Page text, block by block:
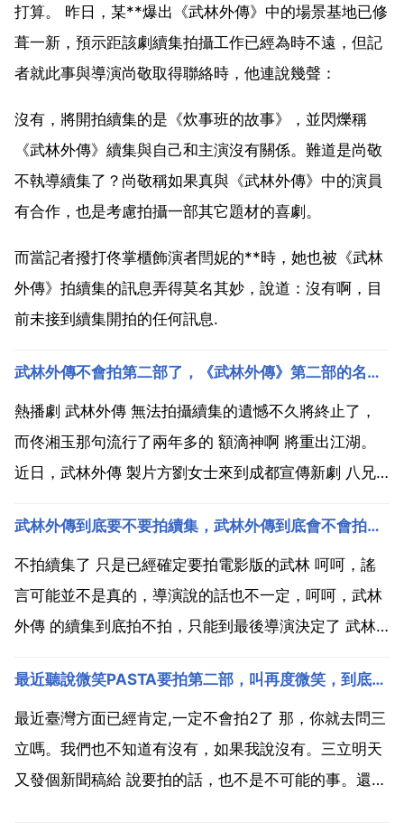
打算。 昨日，某**爆出《武林外傳》中的場景基地已修
葺一新，預示距該劇續集拍攝工作已經為時不遠，但記
者就此事與導演尚敬取得聯絡時，他連說幾聲：
沒有，將開拍續集的是《炊事班的故事》，並閃爍稱
《武林外傳》續集與自己和主演沒有關係。難道是尚敬
不執導續集了？尚敬稱如果真與《武林外傳》中的演員
有合作，也是考慮拍攝一部其它題材的喜劇。
而當記者撥打佟掌櫃飾演者閆妮的**時，她也被《武林
外傳》拍續集的訊息弄得莫名其妙，說道：沒有啊，目
前未接到續集開拍的任何訊息.
武林外傳不會拍第二部了，《武林外傳》第二部的名字叫什麼
熱播劇 武林外傳 無法拍攝續集的遺憾不久將終止了，
而佟湘玉那句流行了兩年多的 額滴神啊 將重出江湖。
近日，武林外傳 製片方劉女士來到成都宣傳新劇 八兄
戲 動畫 話劇 漫畫之後，今年將投資拍攝電影版 武林外
傳 這一訊息得到了該片出品人 北京聯盟影業...
武林外傳到底要不要拍續集，武林外傳到底會不會拍續集啊？準確點的資料啊。
不拍續集了 只是已經確定要拍電影版的武林 呵呵，謠
言可能並不是真的，導演說的話也不一定，呵呵，武林
外傳 的續集到底拍不拍，只能到最後導演決定了 武林
80集分成100多集尚敬十分氣憤。不是要再拍續集 只
是原班人馬拍電影而已 最新訊息，資金到位馬上開拍。
不...
最近聽說微笑PASTA要拍第二部，叫再度微笑，到底有沒有這回事？之前不是說不拍了嗎？誰能告訴我
最近臺灣方面已經肯定,一定不會拍2了 那，你就去問三
立嗎。我們也不知道有沒有，如果我說沒有。三立明天
又發個新聞稿給 說要拍的話，也不是不可能的事。還有